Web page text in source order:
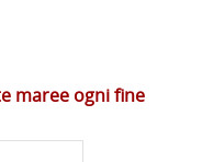
maree ogni fine